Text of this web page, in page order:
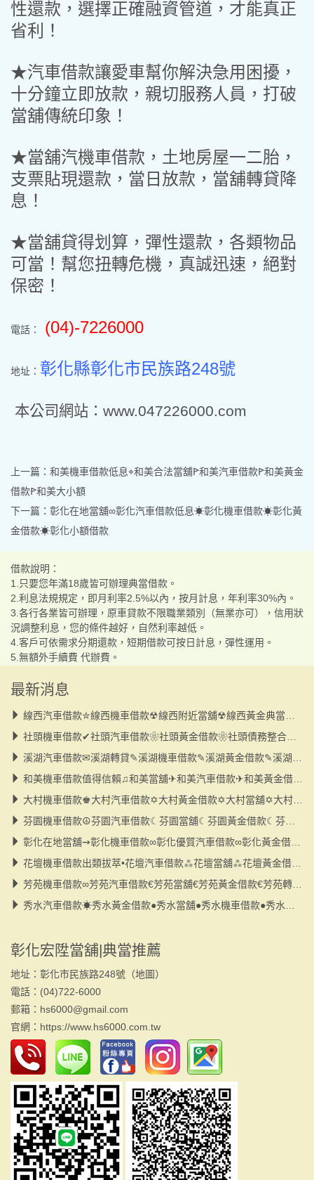
性還款，選擇正確融資管道，才能真正
省利！
★汽車借款讓愛車幫你解決急用困擾，
十分鐘立即放款，親切服務人員，打破
當舖傳統印象！
★當舖汽機車借款，土地房屋一二胎，
支票貼現還款，當日放款，當舖轉貸降
息！
★當舖貸得划算，彈性還款，各類物品
可當！幫您扭轉危機，真誠迅速，絕對
保密！
電話： (04)-7226000
地址： 彰化縣彰化市民族路248號
本公司網站：www.047226000.com
上一篇： 和美機車借款低息⌖和美合法當舖ꚰ和美汽車借款ꚰ和美黃金
借款ꚰ和美大小額
下一篇： 彰化在地當舖∞彰化汽車借款低息☀彰化機車借款☀彰化黃
金借款☀彰化小額借款
借款說明：
1.只要您年滿18歲皆可辦理典當借款。
2.利息法規規定，即月利率2.5%以內，按月計息，年利率30%內。
3.各行各業皆可辦理，原車貸款不限職業類別（無業亦可），信用狀
況調整利息，您的條件越好，自然利率越低。
4.客戶可依需求分期還款，短期借款可按日計息，彈性運用。
5.無額外手續費 代辦費。
最新消息
線西汽車借款✮線西機車借款☢線西附近當舖☢線西黃金典當☢線西大小額
社頭機車借款✔社頭汽車借款❀社頭黃金借款❀社頭債務整合❀社頭當舖❀小額
溪湖汽車借款✉溪湖轉貸✎溪湖機車借款✎溪湖黃金借款✎溪湖當舖✎小額借款
和美機車借款值得信賴♫和美當舖✈和美汽車借款✈和美黃金借款✈和美小額借款
大村機車借款♚大村汽車借款✡大村黃金借款✡大村當舖✡大村小額借款✡債務整合
芬園機車借款☮芬園汽車借款☾芬園當舖☾芬園黃金借款☾芬園轉貸☾小額借款
彰化在地當舖⇝彰化機車借款∞彰化優質汽車借款∞彰化黃金借款∞彰化小額借款
花壇機車借款出類拔萃•花壇汽車借款⁂花壇當舖⁂花壇黃金借款⁂花壇小額借款
芳苑機車借款∞芳苑汽車借款€芳苑當舖€芳苑黃金借款€芳苑轉貸€小額借款
秀水汽車借款☀秀水黃金借款●秀水當舖●秀水機車借款●秀水大小額●秀水轉貸
彰化宏陞當舖|典當推薦
地址：彰化市民族路248號（地圖）
電話：(04)722-6000
郵箱：hs6000@gmail.com
官網： https://www.hs6000.com.tw